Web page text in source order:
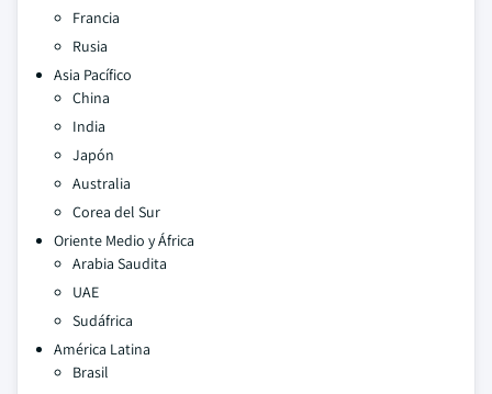
Francia
Rusia
Asia Pacífico
China
India
Japón
Australia
Corea del Sur
Oriente Medio y África
Arabia Saudita
UAE
Sudáfrica
América Latina
Brasil